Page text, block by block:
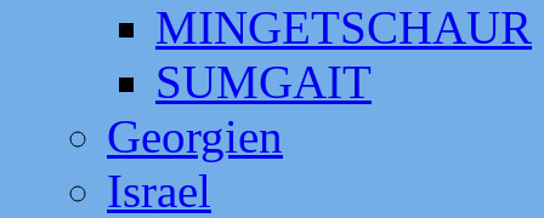
MINGETSCHAUR
SUMGAIT
Georgien
Israel